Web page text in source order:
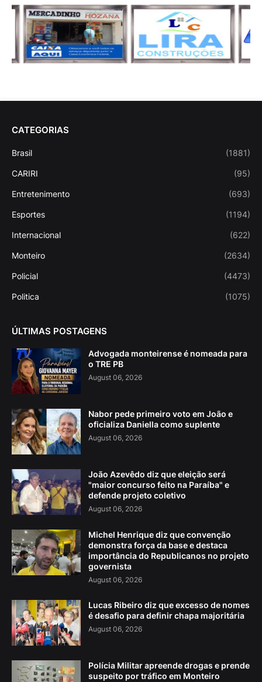
CATEGORIAS
Brasil (1881)
CARIRI (95)
Entretenimento (693)
Esportes (1194)
Internacional (622)
Monteiro (2634)
Policial (4473)
Politica (1075)
ÚLTIMAS POSTAGENS
Advogada monteirense é nomeada para
o TRE PB
August 06, 2026
Nabor pede primeiro voto em João e
oficializa Daniella como suplente
August 06, 2026
João Azevêdo diz que eleição será
"maior concurso feito na Paraíba" e
defende projeto coletivo
August 06, 2026
Michel Henrique diz que convenção
demonstra força da base e destaca
importância do Republicanos no projeto
governista
August 06, 2026
Lucas Ribeiro diz que excesso de nomes
é desafio para definir chapa majoritária
August 06, 2026
Polícia Militar apreende drogas e prende
suspeito por tráfico em Monteiro